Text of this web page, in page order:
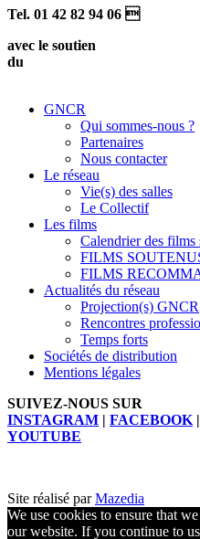
Tel. 01 42 82 94 06 
avec le soutien
du
GNCR
Qui sommes-nous ?
Partenaires
Nous contacter
Le réseau
Vie(s) des salles
Le Collectif
Les films
Calendrier des films
FILMS
FILMS
Actualités du réseau
Projection(s) GNCR
Rencontres
Temps forts
Sociétés de distribution
Mentions légales
SUIVEZ-NOUS SUR
INSTAGRAM | FACEBOOK |
YOUTUBE
Site réalisé parMazedia
We use cookies to ensure that
our website. If you continue to